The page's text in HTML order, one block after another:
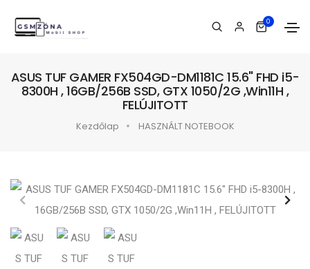
0
ASUS TUF GAMER FX504GD-DM1181C 15.6" FHD i5-
8300H , 16GB/256B SSD, GTX 1050/2G ,Win11H ,
FELÚJITOTT
Kezdőlap HASZNÁLT NOTEBOOK